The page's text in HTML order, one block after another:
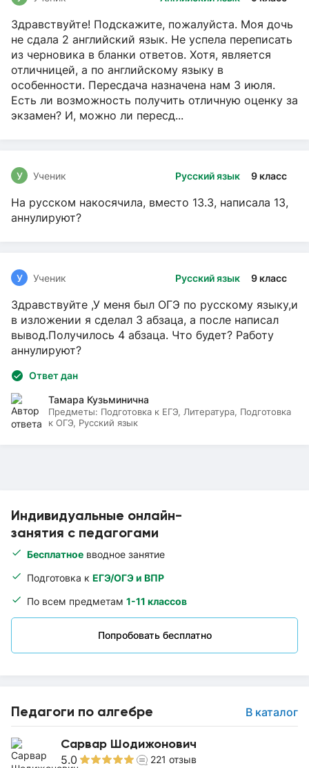
Индивидуальные онлайн-
занятия с педагогами
Бесплатное вводное занятие
Подготовка к ЕГЭ/ОГЭ и ВПР
По всем предметам 1-11 классов
Попробовать бесплатно
Педагоги по алгебре В каталог
Сарвар Шодижонович
5.0 221 отзыв
Здравствуйте! Подскажите, пожалуйста. Моя дочь
не сдала 2 английский язык. Не успела переписать
из черновика в бланки ответов. Хотя, является
отличницей, а по английскому языку в
особенности. Пересдача назначена нам 3 июля.
Есть ли возможность получить отличную оценку за
экзамен? И, можно ли пересд...
Русский язык 9 класс
У Ученик
На русском накосячила, вместо 13.3, написала 13,
аннулируют?
Русский язык 9 класс
У Ученик
Здравствуйте ,У меня был ОГЭ по русскому языку,и
в изложении я сделал 3 абзаца, а после написал
вывод.Получилось 4 абзаца. Что будет? Работу
аннулируют?
Ответ дан
Тамара Кузьминична
Предметы: Подготовка к ЕГЭ, Литература, Подготовка
к ОГЭ, Русский язык